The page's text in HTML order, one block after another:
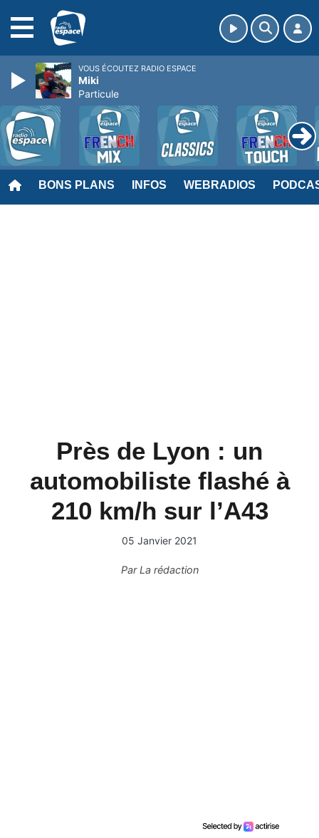
BONS PLANS INFOS WEBRADIOS
Près de Lyon : un
automobiliste flashé à
210 km/h sur l’A43
05 Janvier 2021
ParLa rédaction
VOUS ÉCOUTEZ RADIO ESPACE
Miki
Particule